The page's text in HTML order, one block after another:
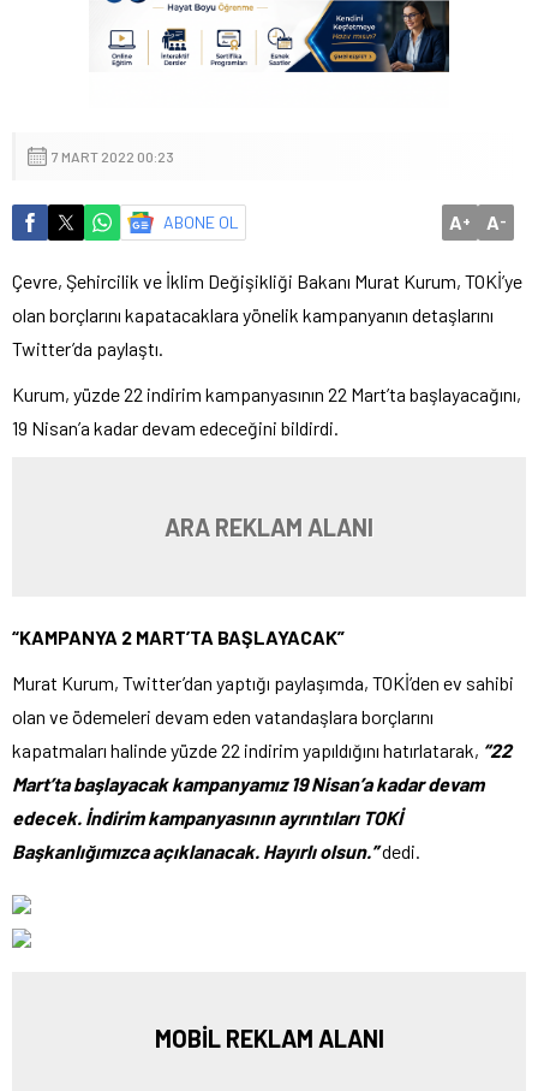
7 MART 2022 00:23
ABONE OL A+ A-
Çevre, Şehircilik ve İklim Değişikliği Bakanı Murat Kurum, TOKİ’ye
olan borçlarını kapatacaklara yönelik kampanyanın detaşlarını
Twitter’da paylaştı.
Kurum, yüzde 22 indirim kampanyasının 22 Mart’ta başlayacağını,
19 Nisan’a kadar devam edeceğini bildirdi.
ARA REKLAM ALANI
“KAMPANYA 2 MART’TA BAŞLAYACAK”
Murat Kurum, Twitter’dan yaptığı paylaşımda, TOKİ’den ev sahibi
olan ve ödemeleri devam eden vatandaşlara borçlarını
kapatmaları halinde yüzde 22 indirim yapıldığını hatırlatarak, “22
Mart’ta başlayacak kampanyamız 19 Nisan’a kadar devam
edecek. İndirim kampanyasının ayrıntıları TOKİ
Başkanlığımızca açıklanacak. Hayırlı olsun.”dedi.
MOBİL REKLAM ALANI